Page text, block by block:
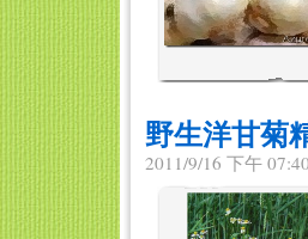
野生洋甘菊
2011/9/16 下午